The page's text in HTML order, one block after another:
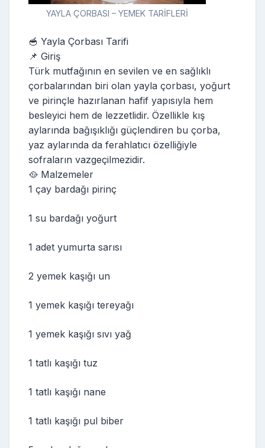
YAYLA ÇORBASI – YEMEK TARİFLERİ
🥣 Yayla Çorbası Tarifi
📌 Giriş
Türk mutfağının en sevilen ve en sağlıklı
çorbalarından biri olan yayla çorbası, yoğurt
ve pirinçle hazırlanan hafif yapısıyla hem
besleyici hem de lezzetlidir. Özellikle kış
aylarında bağışıklığı güçlendiren bu çorba,
yaz aylarında da ferahlatıcı özelliğiyle
sofraların vazgeçilmezidir.
🥘 Malzemeler
1 çay bardağı pirinç
1 su bardağı yoğurt
1 adet yumurta sarısı
2 yemek kaşığı un
1 yemek kaşığı tereyağı
1 yemek kaşığı sıvı yağ
1 tatlı kaşığı tuz
1 tatlı kaşığı nane
1 tatlı kaşığı pul biber